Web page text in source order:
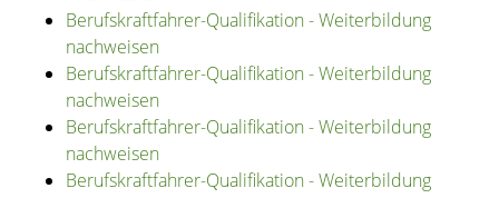
Berufskraftfahrer-Qualifikation - Weiterbildung
nachweisen
Berufskraftfahrer-Qualifikation - Weiterbildung
nachweisen
Berufskraftfahrer-Qualifikation - Weiterbildung
nachweisen
Berufskraftfahrer-Qualifikation - Weiterbildung